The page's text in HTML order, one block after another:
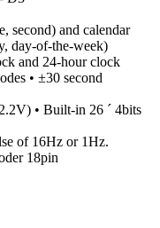
second) and calendar
day-of-the-week)
and 24-hour clock
• ±30 second
• Built-in 26 ´ 4bits
of 16Hz or 1Hz.
18pin